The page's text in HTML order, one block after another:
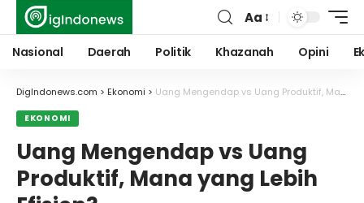
Font
Resizer
Aa
Nasional Daerah Politik Khazanah Opini
DigIndonews.com > Ekonomi > Uang Mengendap vs Uang Produktif, Mana yang Lebih Efisien?
EKONOMI
Uang Mengendap vs Uang
Produktif, Mana yang Lebih